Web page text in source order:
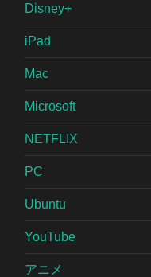
Disney+
iPad
Mac
Microsoft
NETFLIX
PC
Ubuntu
YouTube
アニメ